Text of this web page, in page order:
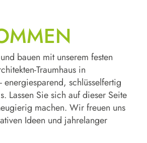
& Bad-Ideen
bauen mit unserem festen
Traumhaus in
energiesparend, schlüsselfertig
Lassen Sie sich auf dieser Seite
machen. Wir freuen uns
Ideen und jahrelanger